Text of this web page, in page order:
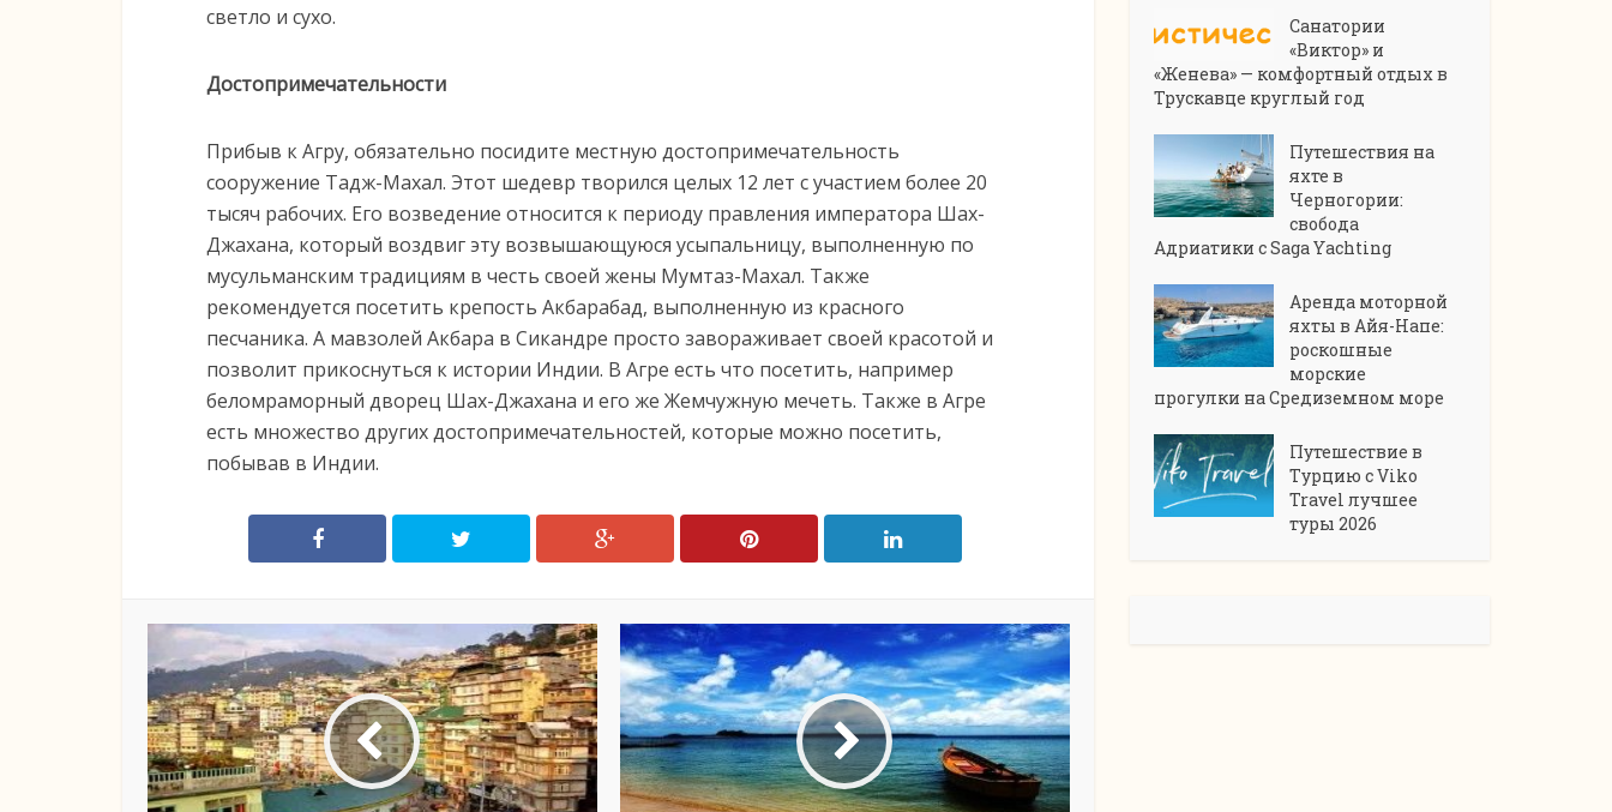
светло и сухо.
Достопримечательности
Прибыв к Агру, обязательно посидите местную достопримечательность
сооружение Тадж-Махал. Этот шедевр творился целых 12 лет с участием более 20
тысяч рабочих. Его возведение относится к периоду правления императора Шах-
Джахана, который воздвиг эту возвышающуюся усыпальницу, выполненную по
мусульманским традициям в честь своей жены Мумтаз-Махал. Также
рекомендуется посетить крепость Акбарабад, выполненную из красного
песчаника. А мавзолей Акбара в Сикандре просто завораживает своей красотой и
позволит прикоснуться к истории Индии. В Агре есть что посетить, например
беломраморный дворец Шах-Джахана и его же Жемчужную мечеть. Также в Агре
есть множество других достопримечательностей, которые можно посетить,
побывав в Индии.
Санатории
«Виктор» и
«Женева» — комфортный отдых в
Трускавце круглый год
Путешествия на
яхте в
Черногории:
свобода
Адриатики с Saga Yachting
Аренда моторной
яхты в Айя-Напе:
роскошные
морские
прогулки на Средиземном море
Путешествие в
Турцию с Viko
Travel лучшее
туры 2026